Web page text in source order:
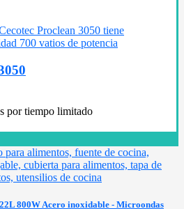
por tiempo limitado
800W Acero inoxidable - Microondas